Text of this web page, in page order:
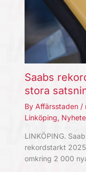
Saabs
stora
By Affärsstaden /
Linköping,
LINKÖPING.
rekordstarkt
omkring 2 000